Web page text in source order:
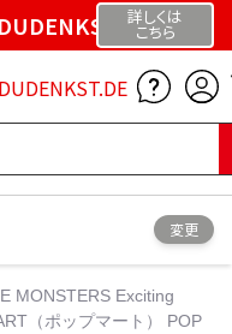
詳しくは
こちら
変更
MONSTERS Exciting
（ポップマート） POP